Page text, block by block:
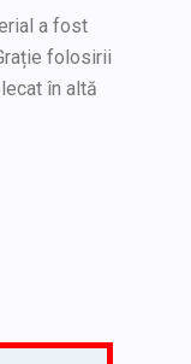
a fost
folosirii
în altă